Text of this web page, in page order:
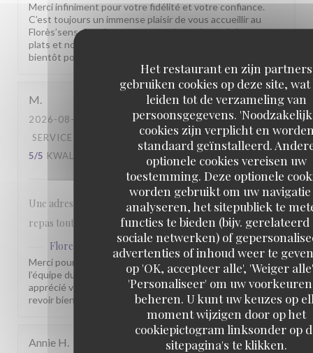
Het restaurant en zijn partners
gebruiken cookies op deze site,
leiden tot de verzameling van
persoonsgegevens.
cookies zijn verplicht en
standaard geïnstalleerd.
optionele cookies vereisen uw
toestemming. Deze optionele
worden gebruikt om uw
analyseren, het sitepubliek te
functies te bieden (bijv. gerelateerd
sociale netwerken) of
advertenties of inhoud weer te
op 'OK, accepteer alle', 'Weiger
'Personaliseer' om uw
beheren. U kunt uw keuzes op
moment wijzigen door op het
cookiepictogram linksonder op
sitepagina's te klikken.
Merci infiniment pour votre fidélité et votre confiance.
C’est toujours un immense plaisir de vous accueillir au
Florès’sens. Savoir que vous continuez à apprécier nos
plats et notre accueil nous touche profondément. À très
bientôt pour un nouveau moment gourmand.
M
2026-08-03
- 12:30 - GASTEN 2
SERVICE
ATMOSFEER: 5/5 KEUKEN:
5/5 KWALITEIT / PRIJS
Une adresse incontournable, de l'accueil a l'intégralité du
repas tout est parfait.
Flores'sens
heeft op deze beoordeling gereageerd
Merci pour votre commentaire sympathique. Toute
l’équipe du Florès’sens est heureuse que vous ayez
apprécié votre passage chez nous. Nous espérons vous
revoir bientôt pour vous faire découvrir d’autres saveurs.
Annie H